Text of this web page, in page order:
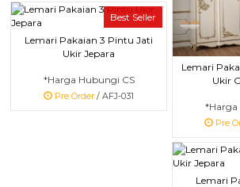
Lemari
Ukir
*Harga
Pre
Best Seller
Lemari Pakaian 3 Pintu Jati
Ukir Jepara
*Harga Hubungi CS
Pre Order / AFJ-031
Lemari